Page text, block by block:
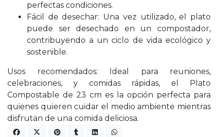
perfectas condiciones.
Fácil de desechar: Una vez utilizado, el plato
puede ser desechado en un compostador,
contribuyendo a un ciclo de vida ecológico y
sostenible.
Usos recomendados: Ideal para reuniones,
celebraciones, y comidas rápidas, el Plato
Compostable de 23 cm es la opción perfecta para
quienes quieren cuidar el medio ambiente mientras
disfrutan de una comida deliciosa.